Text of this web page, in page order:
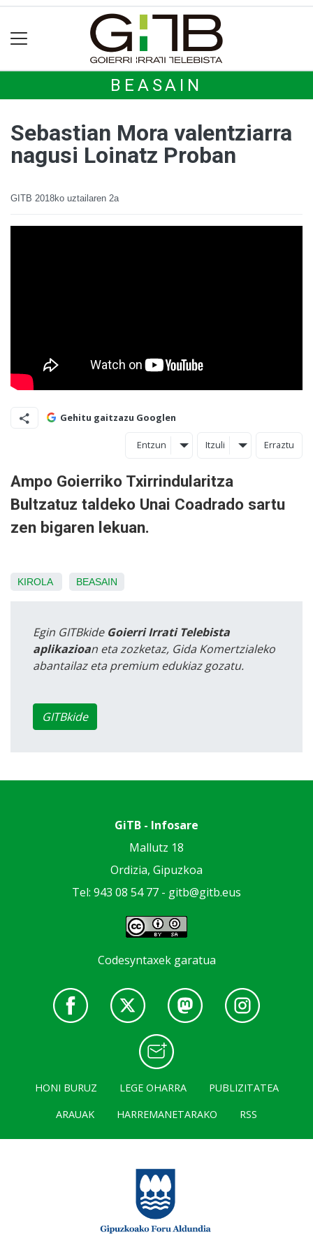
BEASAIN
Sebastian Mora valentziarra
nagusi Loinatz Proban
GITB 2018ko uztailaren 2a
Gehitu gaitzazu Googlen
Entzun Itzuli Erraztu
Ampo Goierriko Txirrindularitza
Bultzatuz taldeko Unai Coadrado sartu
zen bigaren lekuan.
KIROLA BEASAIN
Egin GITBkide Goierri Irrati Telebista
aplikazioan eta zozketaz, Gida Komertzialeko
abantailaz eta premium edukiaz gozatu.
GITBkide
GiTB - Infosare
Mallutz 18
Ordizia, Gipuzkoa
Tel: 943 08 54 77 - gitb@gitb.eus
Codesyntaxek garatua
HONI BURUZ LEGE OHARRA
PUBLIZITATEA
ARAUAK
HARREMANETARAKO RSS